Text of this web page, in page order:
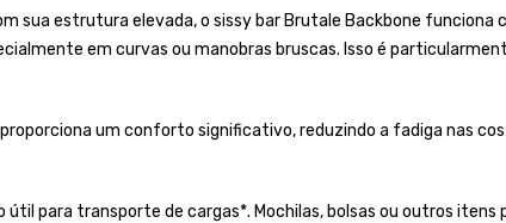
sua estrutura elevada, o sissy bar Brutale Backbone funciona
em curvas ou manobras bruscas. Isso é
um conforto significativo, reduzindo a fadiga nas
para transporte de cargas*. Mochilas, bolsas ou outros itens